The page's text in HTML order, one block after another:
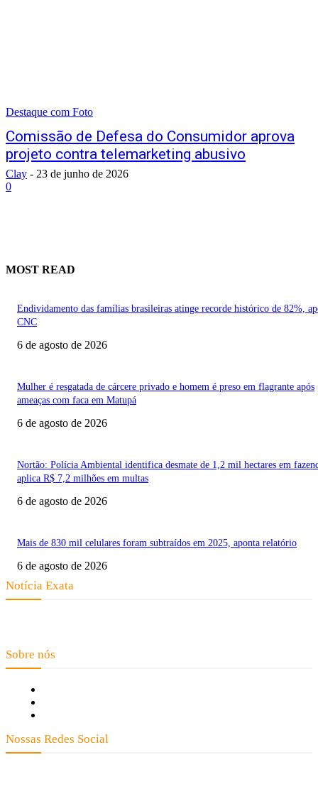
Destaque com Foto
Comissão de Defesa do Consumidor aprova
projeto contra telemarketing abusivo
Clay - 23 de junho de 2026
0
MOST READ
Endividamento das famílias brasileiras atinge recorde histórico de 82%,
CNC
6 de agosto de 2026
Mulher é resgatada de cárcere privado e homem é preso em flagrante após
ameaças com faca em Matupá
6 de agosto de 2026
Nortão: Polícia Ambiental identifica desmate de 1,2 mil hectares em
aplica R$ 7,2 milhões em multas
6 de agosto de 2026
Mais de 830 mil celulares foram subtraídos em 2025, aponta relatório
6 de agosto de 2026
Notícia Exata
Sobre nós
Nossas Redes Social